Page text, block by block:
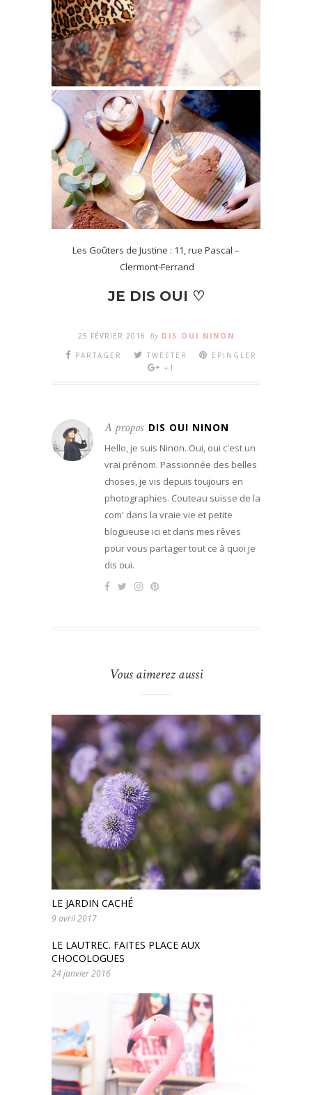
Les Goûters de Justine : 11, rue Pascal –
Clermont-Ferrand
JE DIS OUI ♡
25 FÉVRIER 2016 By DIS OUI NINON
PARTAGER
TWEETER
EPINGLER
+1
A propos DIS OUI NINON
Hello, je suis Ninon. Oui, oui c'est un
vrai prénom. Passionnée des belles
choses, je vis depuis toujours en
photographies. Couteau suisse de la
com' dans la vraie vie et petite
blogueuse ici et dans mes rêves
pour vous partager tout ce à quoi je
dis oui.
Vous aimerez aussi
LE JARDIN CACHÉ
9 avril 2017
LE LAUTREC. FAITES PLACE AUX
CHOCOLOGUES
24 janvier 2016